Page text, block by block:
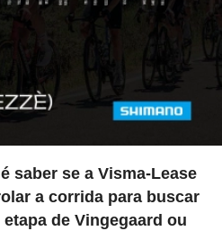
saber se a Visma-Lease
a corrida para buscar
de Vingegaard ou